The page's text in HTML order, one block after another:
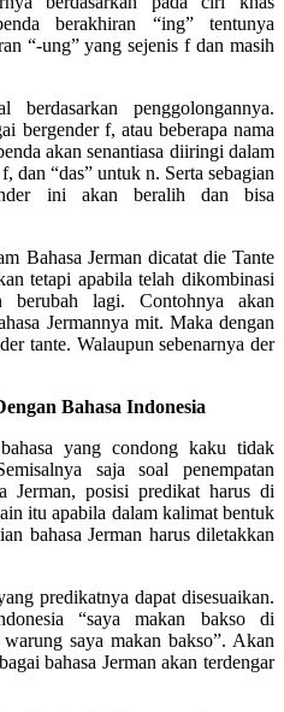
berakhiran “ing” tentunya
“-ung” yang sejenis f dan masih
penggolongannya.
bergender f, atau beberapa nama
akan senantiasa diiringi dalam
dan “das” untuk n. Serta sebagian
ini akan beralih dan bisa
Bahasa Jerman dicatat die Tante
tetapi apabila telah dikombinasi
berubah lagi. Contohnya akan
Jermannya mit. Maka dengan
tante. Walaupun sebenarnya der
Bahasa Indonesia
yang condong kaku tidak
saja soal penempatan
Jerman, posisi predikat harus di
itu apabila dalam kalimat bentuk
bahasa Jerman harus diletakkan
predikatnya dapat disesuaikan.
“saya makan bakso di
saya makan bakso”. Akan
bahasa Jerman akan terdengar